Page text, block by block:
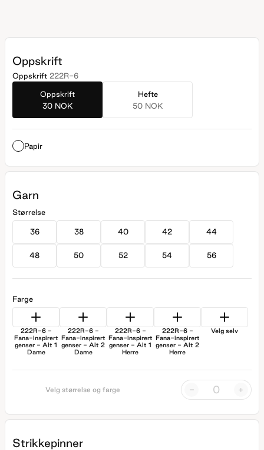
Oppskrift
Oppskrift 222R-6
Oppskrift
30 NOK
Hefte
50 NOK
Papir
Garn
Størrelse
36 38 40 42 44
48 50 52 54 56
Farge
222R-6 -
Fana-inspirert
genser - Alt 1
Dame
222R-6 -
Fana-inspirert
genser - Alt 2
Dame
222R-6 -
Fana-inspirert
genser - Alt 1
Herre
222R-6 -
Fana-inspirert
genser - Alt 2
Herre
Velg selv
Velg størrelse og farge - +
Strikkepinner